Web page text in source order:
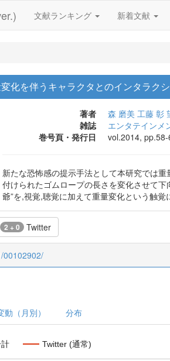
文献ランキング 新着文献
化を伴うキャラクタとのインタラク
著者 森 磨美 工藤 彰
雑誌
エンタテインメ
巻号頁・発行日
vol.2014,
新たな恐怖感の提示手法として本研究では
付けられたゴムロープの長さを変化させて
爺”を,視覚,聴覚に加えて重量変化という触覚
2 + 0 Twitter
00102902/
動（月別） 分布
Twitter (通常)